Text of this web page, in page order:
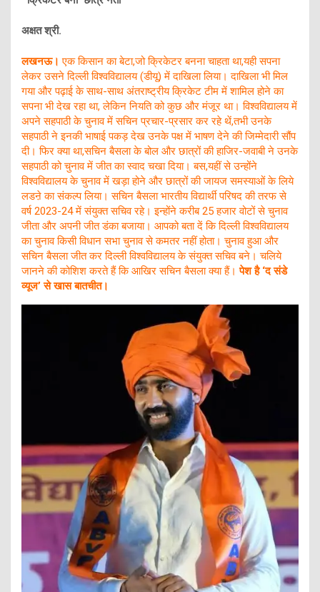
अक्षत श्री.
लखनऊ। एक किसान का बेटा,जो क्रिकेटर बनना चाहता था,यही सपना
लेकर उसने दिल्ली विश्वविद्यालय (डीयू) में दाखिला लिया। दाखिला भी मिल
गया और पढ़ाई के साथ-साथ अंतराष्ट्रीय क्रिकेट टीम में शामिल होने का
सपना भी देख रहा था, लेकिन नियति को कुछ और मंजूर था। विश्वविद्यालय में
अपने सहपाठी के चुनाव में सचिन प्रचार-प्रसार कर रहे थें,तभी उनके
सहपाठी ने इनकी भाषाई पकड़ देख उनके पक्ष में भाषण देने की जिम्मेदारी सौंप
दी। फिर क्या था,सचिन बैसला के बोल और छात्रों की हाजिर-जवाबी ने उनके
सहपाठी को चुनाव में जीत का स्वाद चखा दिया। बस,यहीं से उन्होंने
विश्वविद्यालय के चुनाव में खड़ा होने और छात्रों की जायज समस्याओं के लिये
लडऩे का संकल्प लिया। सचिन बैसला भारतीय विद्यार्थी परिषद की तरफ से
वर्ष 2023-24 में संयुक्त सचिव रहे। इन्होंने करीब 25 हजार वोटों से चुनाव
जीता और अपनी जीत डंका बजाया। आपको बता दें कि दिल्ली विश्वविद्यालय
का चुनाव किसी विधान सभा चुनाव से कमतर नहीं होता। चुनाव हुआ और
सचिन बैसला जीत कर दिल्ली विश्वविद्यालय के संयुक्त सचिव बने। चलिये
जानने की कोशिश करते हैं कि आखिर सचिन बैसला क्या हैं। पेश है ‘द संडे
व्यूज’ से खास बातचीत।